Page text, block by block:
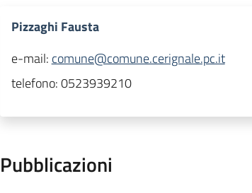
Pizzaghi Fausta
e-mail: comune@comune.cerignale.pc.it
telefono:0523939210
Pubblicazioni